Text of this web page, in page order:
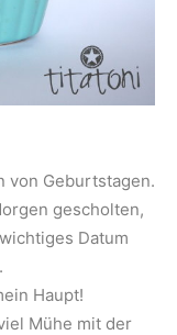
von Geburtstagen.
gescholten,
Datum
Haupt!
Mühe mit der